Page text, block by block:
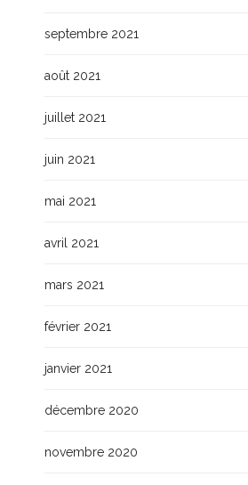
septembre 2021
août 2021
juillet 2021
juin 2021
mai 2021
avril 2021
mars 2021
février 2021
janvier 2021
décembre 2020
novembre 2020